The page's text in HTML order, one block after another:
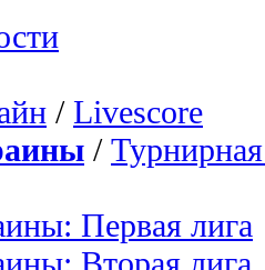
/ Livescore
/
Первая лига
Вторая лига